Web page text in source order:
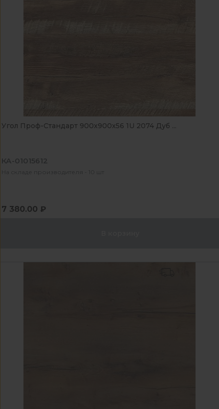
Угол Проф-Стандарт 900x900x56 1U 2074 Дуб ...
КА-01015612
На складе производителя - 10 шт
7 380.00 ₽